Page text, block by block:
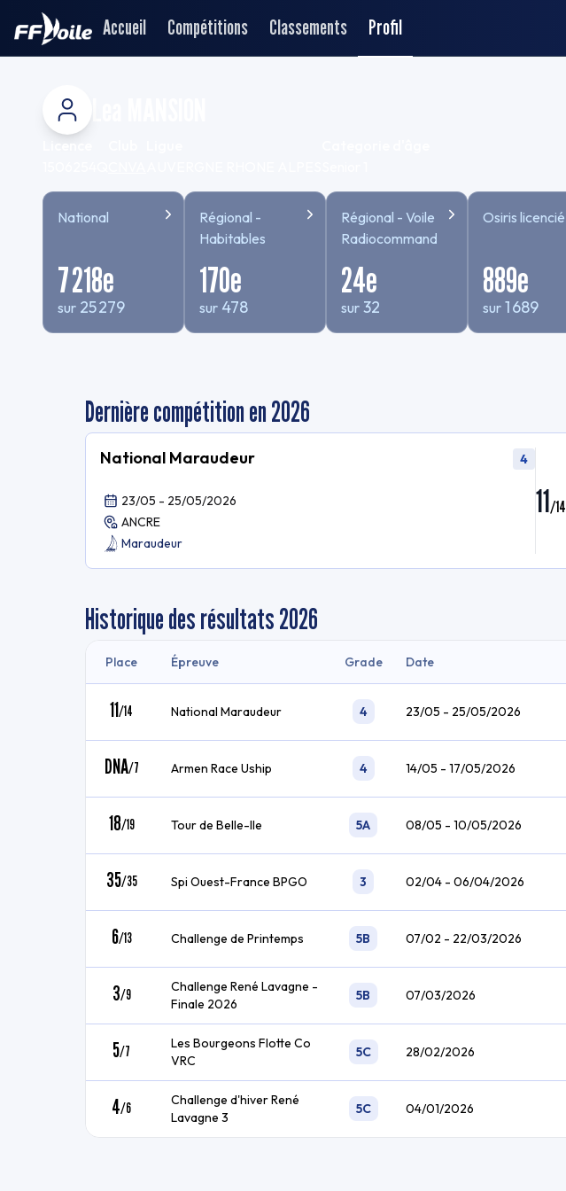
Accueil Compétitions Classements Profil
National
7 218e
sur 25 279
Régional -
Habitables
170e
sur 478
Régional - Voile
Radiocommandée
24e
sur 32
Osiris licencié
889e
sur 1 689
Dernière compétition en 2026
National Maraudeur 4
23/05 - 25/05/2026
ANCRE
Maraudeur
11/14
Historique des résultats2026
Place Épreuve Grade Date
11/14 National Maraudeur 4 23/05 - 25/05/2026
DNA/7 Armen Race Uship 4 14/05 - 17/05/2026
18/19 Tour de Belle-Ile 5A 08/05 - 10/05/2026
35/35 Spi Ouest-France BPGO 3 02/04 - 06/04/2026
6/13 Challenge de Printemps 5B 07/02 - 22/03/2026
3/9
Challenge René Lavagne -
Finale 2026
5B 07/03/2026
5/7
Les Bourgeons Flotte Co
VRC
5C 28/02/2026
4/6
Challenge d'hiver René
Lavagne 3
5C 04/01/2026